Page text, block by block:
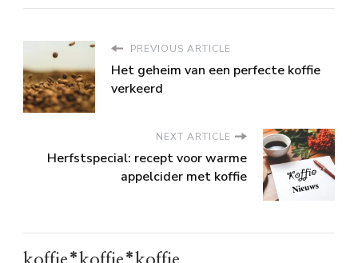
PREVIOUS ARTICLE
Het geheim van een perfecte koffie
verkeerd
NEXT ARTICLE
Herfstspecial: recept voor warme
appelcider met koffie
koffie*koffie*koffie